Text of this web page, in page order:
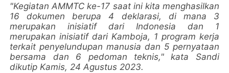
"Kegiatan AMMTC ke-17 saat ini kita menghasilkan
16 dokumen berupa 4 deklarasi, di mana 3
merupakan inisiatif dari Indonesia dan 1
merupakan inisiatif dari Kamboja, 1 program kerja
terkait penyelundupan manusia dan 5 pernyataan
bersama dan 6 pedoman teknis," kata Sandi
dikutip Kamis, 24 Agustus 2023.